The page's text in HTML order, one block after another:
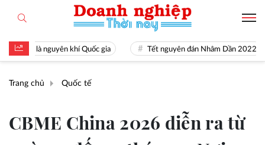
là nguyên khí Quốc gia Tết nguyên đán Nhâm Dần 2022
Trang chủ Quốc tế
CBME China 2026 diễn ra từ